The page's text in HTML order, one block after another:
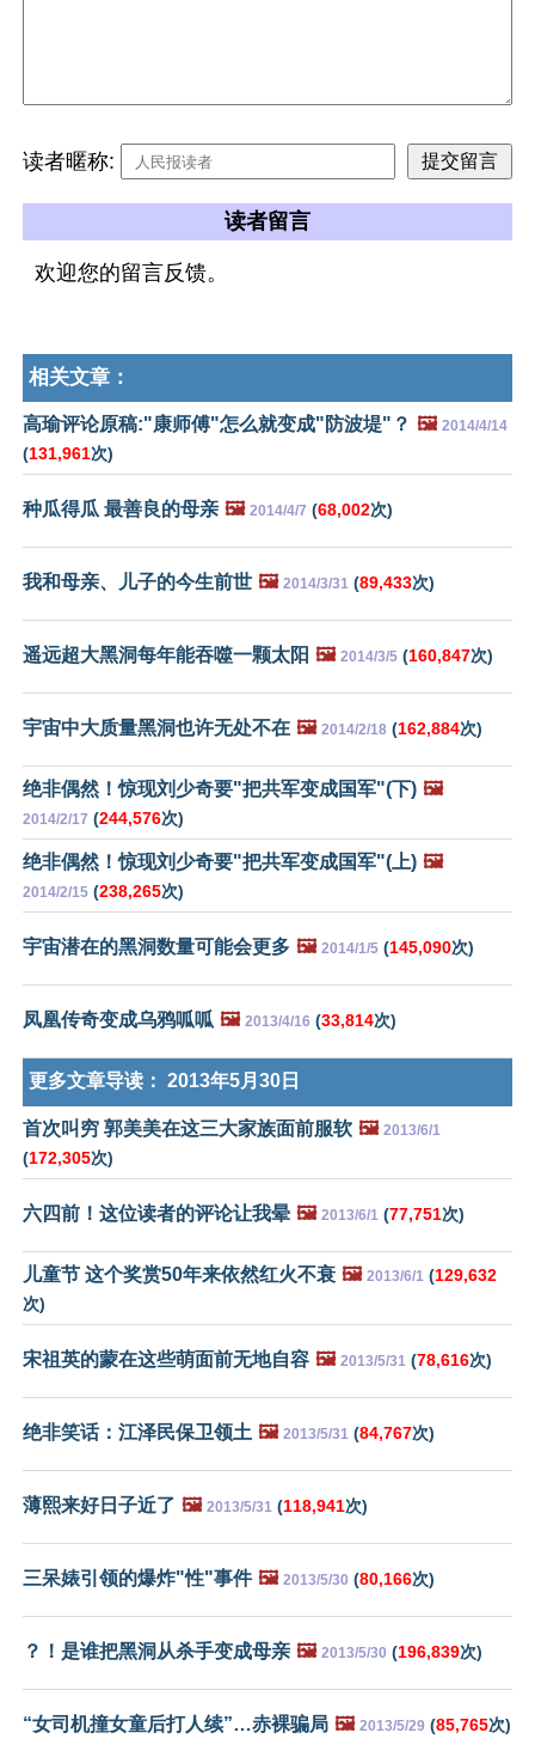
读者暱称:
读者留言
欢迎您的留言反馈。
相关文章：
高瑜评论原稿:"康师傅"怎么就变成"防波堤"？ 🖼️ 2014/4/14
(131,961次)
种瓜得瓜 最善良的母亲 🖼️ 2014/4/7 (68,002次)
我和母亲、儿子的今生前世 🖼️ 2014/3/31 (89,433次)
遥远超大黑洞每年能吞噬一颗太阳 🖼️ 2014/3/5 (160,847次)
宇宙中大质量黑洞也许无处不在 🖼️ 2014/2/18 (162,884次)
绝非偶然！惊现刘少奇要"把共军变成国军"(下) 🖼️
2014/2/17 (244,576次)
绝非偶然！惊现刘少奇要"把共军变成国军"(上) 🖼️
2014/2/15 (238,265次)
宇宙潜在的黑洞数量可能会更多 🖼️ 2014/1/5 (145,090次)
凤凰传奇变成乌鸦呱呱 🖼️ 2013/4/16 (33,814次)
更多文章导读： 2013年5月30日
首次叫穷 郭美美在这三大家族面前服软 🖼️ 2013/6/1
(172,305次)
六四前！这位读者的评论让我晕 🖼️ 2013/6/1 (77,751次)
儿童节 这个奖赏50年来依然红火不衰 🖼️ 2013/6/1 (129,632
次)
宋祖英的蒙在这些萌面前无地自容 🖼️ 2013/5/31 (78,616次)
绝非笑话：江泽民保卫领土 🖼️ 2013/5/31 (84,767次)
薄熙来好日子近了 🖼️ 2013/5/31 (118,941次)
三呆婊引领的爆炸"性"事件 🖼️ 2013/5/30 (80,166次)
？！是谁把黑洞从杀手变成母亲 🖼️ 2013/5/30 (196,839次)
“女司机撞女童后打人续”…赤裸骗局 🖼️ 2013/5/29 (85,765次)